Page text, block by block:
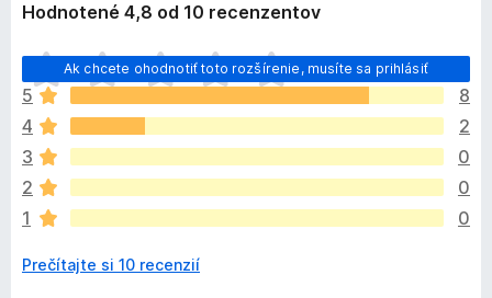
Hodnotené 4,8 od 10 recenzentov
Ak chcete ohodnotiť toto rozšírenie, musíte sa prihlásiť
D
o
p
l
n
o
k
z
t
5
8
4
2
3
0
2
0
1
0
Prečítajte si 10 recenzií